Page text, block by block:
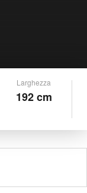
Larghezza
192 cm